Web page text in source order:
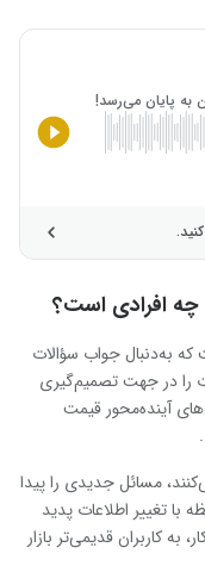
افرادی است؟
به‌دنبال جواب سؤالات
را در جهت تصمیم‌گیری
آینده‌محور قیمت
مسائل جدیدی را پیدا
با تغییر اطلاعات پدید
به کاربران قدیمی‌تر بازار